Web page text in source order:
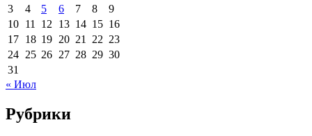
3
4 5 6 7 8
9
10 11 12 13 14 15 16
17 18 19 20 21 22 23
24 25 26 27 28 29 30
31
« Июл
Рубрики